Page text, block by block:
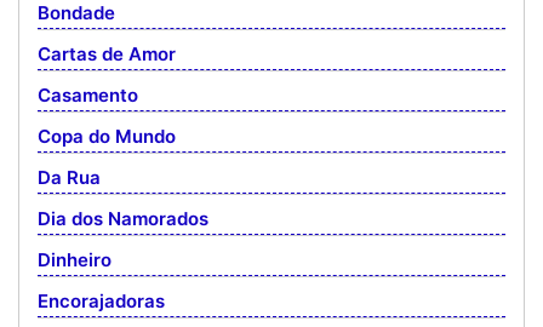
Bondade
Cartas de Amor
Casamento
Copa do Mundo
Da Rua
Dia dos Namorados
Dinheiro
Encorajadoras